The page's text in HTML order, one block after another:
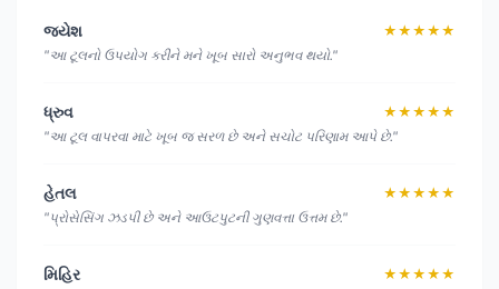
જયેશ
★★★★★
"આ ટૂલનો ઉપયોગ કરીને મને ખૂબ સારો અનુભવ થયો."
ધ્રુવ
★★★★★
"આ ટૂલ વાપરવા માટે ખૂબ જ સરળ છે અને સચોટ પરિણામ આપે છે."
હેતલ
★★★★★
"પ્રોસેસિંગ ઝડપી છે અને આઉટપુટની ગુણવત્તા ઉત્તમ છે."
મિહિર
★★★★★